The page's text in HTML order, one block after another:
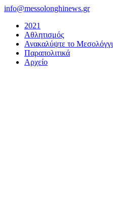
Μετάβαση
περιεχόμενο
info@messolonghinews.gr
2021
Αθλητισμός
Ανακαλύψτε το Μεσολόγγι
Παραπολιτικά
Αρχείο